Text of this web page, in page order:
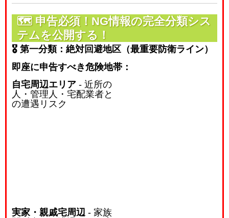
🗺️ 申告必須！NG情報の完全分類シス
テムを公開する！
🎖️ 第一分類：絶対回避地区（最重要防衛ライン）
即座に申告すべき危険地帯：
自宅周辺エリア - 近所の
人・管理人・宅配業者と
の遭遇リスク
実家・親戚宅周辺- 家族